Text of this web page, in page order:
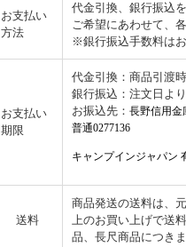
お支払い
方法
代金引換、銀行振込
ご希望にあわせて、
※銀行振込手数料は
お支払い
期限
代金引換：商品引渡時
銀行振込：注文日よ
お振込先： 長野信用金
普通0277136
キャンプインジャパン
送料
商品発送の送料は、
上のお買い上げで送
品、長尺商品につき